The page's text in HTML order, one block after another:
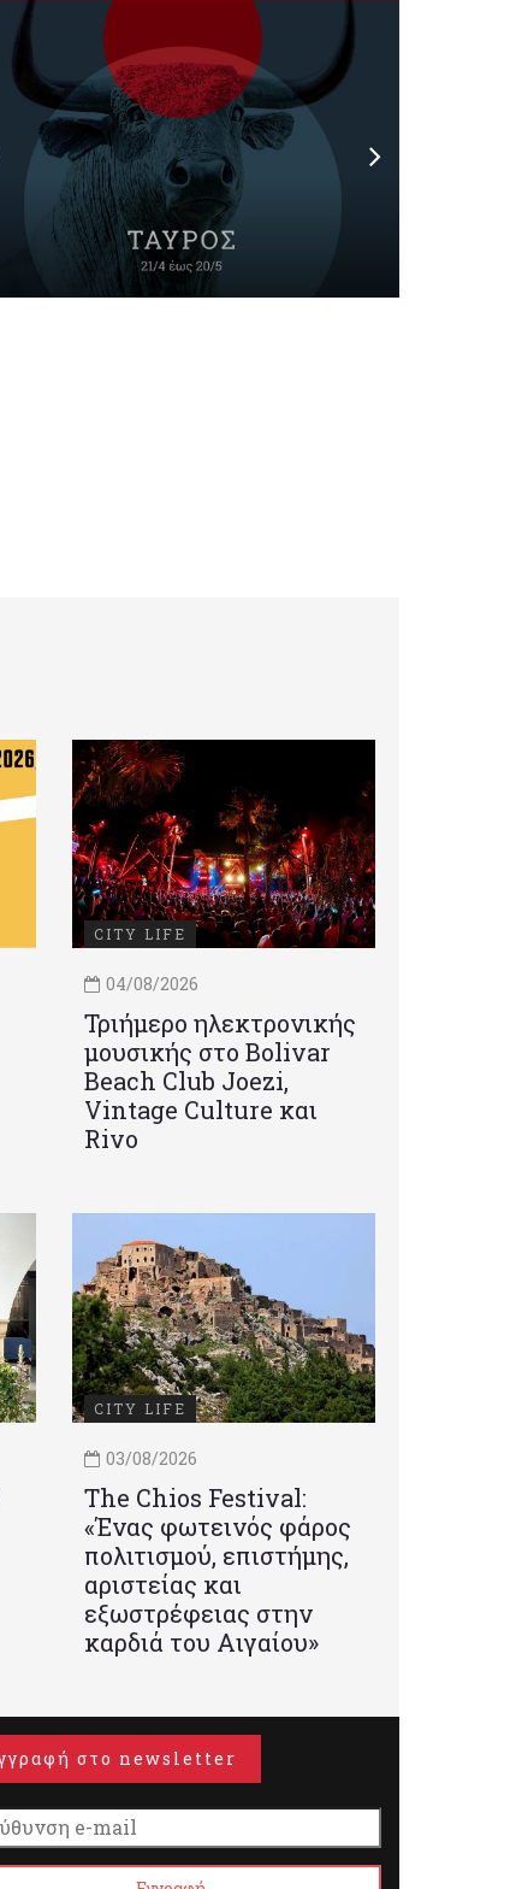
CITY LIFE
04/08/2026
Τριήμερο ηλεκτρονικής
μουσικής στο Bolivar
Beach Club Joezi,
Vintage Culture και
Rivo
CITY LIFE
03/08/2026
Τhe Chios Festival:
«Ένας φωτεινός φάρος
πολιτισμού, επιστήμης,
αριστείας και
εξωστρέφειας στην
καρδιά του Αιγαίου»
στο newsletter